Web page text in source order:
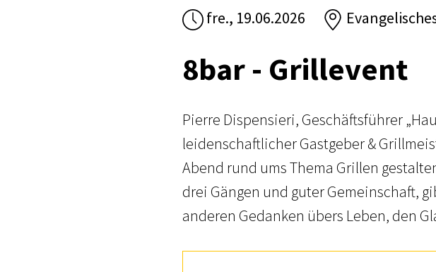
fre., 19.06.2026
8bar - Grillevent
Pierre Dispensieri, Geschäftsführer
leidenschaftlicher Gastgeber &
Abend rund ums Thema Grillen
drei Gängen und guter Gemeinschaft,
anderen Gedanken übers Leben, den